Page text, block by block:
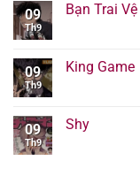
09
Th9
Bạn Trai
09
Th9
King Game
09
Th9
Shy